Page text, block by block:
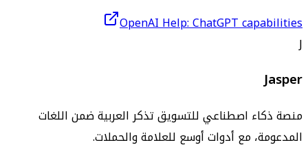
OpenAI Help: ChatGPT capabilities
J
Jasper
منصة ذكاء اصطناعي للتسويق تذكر العربية ضمن اللغات
المدعومة، مع أدوات أوسع للعلامة والحملات.